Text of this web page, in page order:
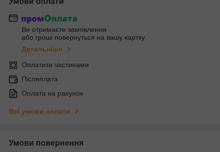
Ви отримаєте замовлення
або гроші повернуться на вашу картку
Детальніше
Оплатити частинами
Післяплата
Оплата на рахунок
Всі умови оплати
Умови повернення